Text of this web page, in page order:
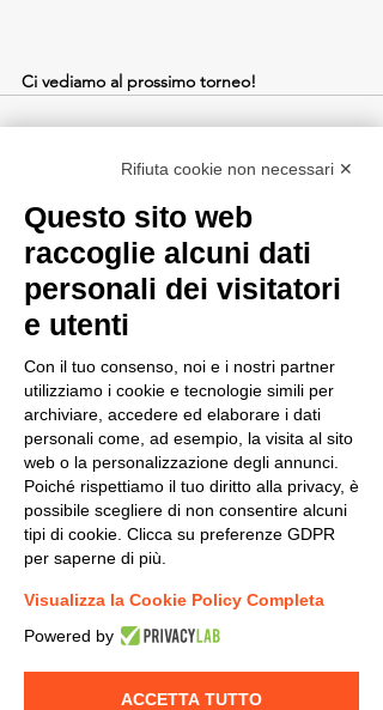
Ci vediamo al prossimo torneo!
Post recenti
Rifiuta cookie non necessari ✕
Questo sito web
raccoglie alcuni dati
personali dei visitatori
e utenti
Con il tuo consenso, noi e i nostri partner
utilizziamo i cookie e tecnologie simili per
archiviare, accedere ed elaborare i dati
personali come, ad esempio, la visita al sito
web o la personalizzazione degli annunci.
Poiché rispettiamo il tuo diritto alla privacy, è
possibile scegliere di non consentire alcuni
tipi di cookie. Clicca su preferenze GDPR
per saperne di più.
Visualizza la Cookie Policy Completa
Powered by
ACCETTA TUTTO